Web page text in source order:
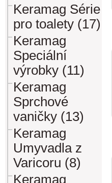
Keramag Série
pro toalety (17)
Keramag
Speciální
výrobky (11)
Keramag
Sprchové
vaničky (13)
Keramag
Umyvadla z
Varicoru (8)
Keramag